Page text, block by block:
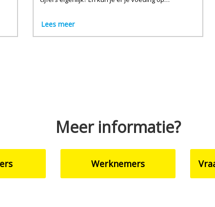
Lees meer
Meer informatie?
Werknemers